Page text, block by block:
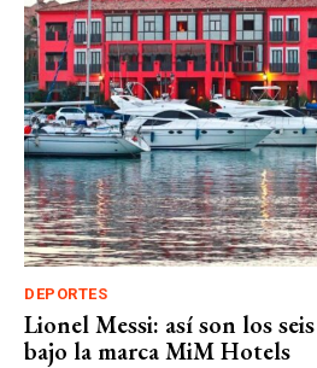
DEPORTES
Lionel Messi: así son los
bajo la marca MiM Hotels